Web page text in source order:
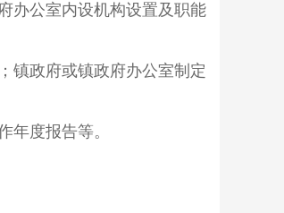
公室内设机构设置及职能
政府或镇政府办公室制定
度报告等。